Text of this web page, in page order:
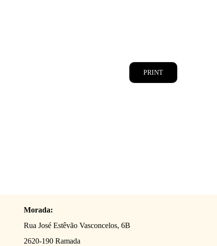
PRINT
Morada:
Rua José Estêvão Vasconcelos, 6B
2620-190 Ramada